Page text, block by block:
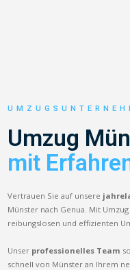
Umzug
mit
Vertrauen Sie auf unsere
Münster nach Genua. Mit
reibungslosen und effizienten
Unser professionelles Team
schnell von Münster an Ihrem